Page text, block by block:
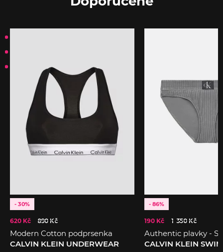
- 30%
620 Kč 890 Kč
Modern Cotton podprsenka
CALVIN KLEIN UNDERWEAR
- 86%
190 Kč 1 350 Kč
Authentic plavky -
CALVIN KLEIN